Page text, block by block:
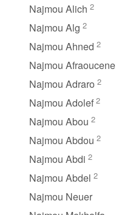
Najmou Alich 2
Najmou Alg 2
Najmou Ahned 2
Najmou Afraoucene
Najmou Adraro 2
Najmou Adolef 2
Najmou Abou 2
Najmou Abdou 2
Najmou Abdi 2
Najmou Abdel 2
Najmou Neuer